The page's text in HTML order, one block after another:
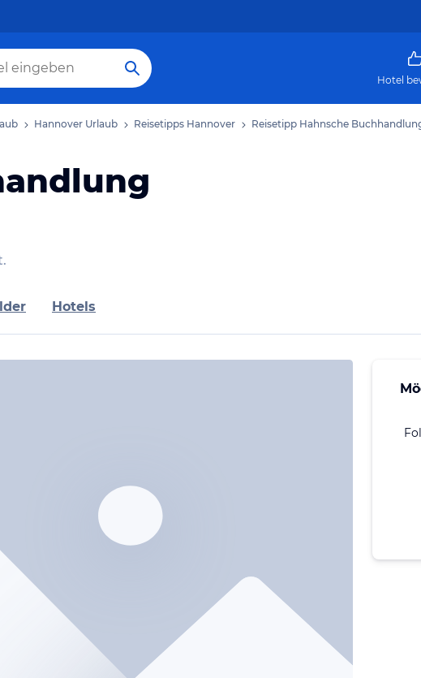
Hotel
Hannover Urlaub Reisetipps Hannover Reisetipp Hahnsche
Hotels